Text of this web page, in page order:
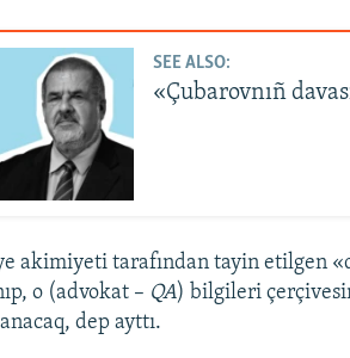
SEE ALSO:
«Çubarovnıñ
akimiyeti tarafından tayin etilgen
o (advokat – QA) bilgileri
dep ayttı.